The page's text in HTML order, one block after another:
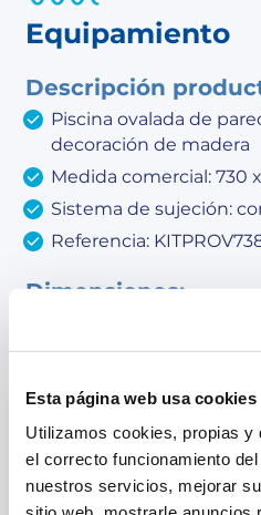
Esta página web usa cookies
Utilizamos cookies, propias y
el correcto funcionamiento
nuestros servicios, mejorar
Equipamiento
Descripción
Piscina ovalada de
decoración de madera
Medida comercial: 730
Sistema de sujeción:
Referencia:
Dimensiones:
Medida interior: 720 x
Volumen de agua: 28,21
Equipamiento:
Liner de PVC azul con
espesor del liner: 40/100